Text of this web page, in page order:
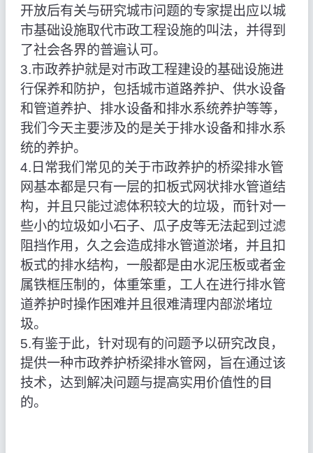
开放后有关与研究城市问题的专家提出应以城
市基础设施取代市政工程设施的叫法，并得到
了社会各界的普遍认可。
3.市政养护就是对市政工程建设的基础设施进
行保养和防护，包括城市道路养护、供水设备
和管道养护、排水设备和排水系统养护等等，
我们今天主要涉及的是关于排水设备和排水系
统的养护。
4.日常我们常见的关于市政养护的桥梁排水管
网基本都是只有一层的扣板式网状排水管道结
构，并且只能过滤体积较大的垃圾，而针对一
些小的垃圾如小石子、瓜子皮等无法起到过滤
阻挡作用，久之会造成排水管道淤堵，并且扣
板式的排水结构，一般都是由水泥压板或者金
属铁框压制的，体重笨重，工人在进行排水管
道养护时操作困难并且很难清理内部淤堵垃
圾。
5.有鉴于此，针对现有的问题予以研究改良，
提供一种市政养护桥梁排水管网，旨在通过该
技术，达到解决问题与提高实用价值性的目
的。